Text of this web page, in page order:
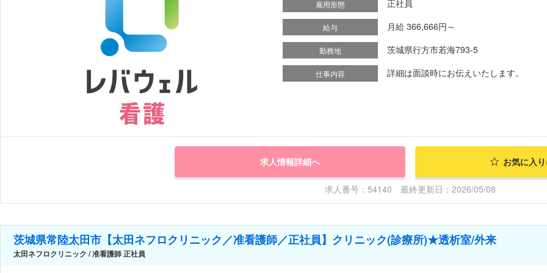
雇用形態 正社員
給与 月給 366,666円～
勤務地 茨城県行方市若海793-5
仕事内容 詳細は面談時にお伝えいたします。
求人情報詳細へ お気に入
求人番号：54140 最終更新日：2026/05/08
茨城県常陸太田市【太田ネフロクリニック／准看護師／正社員】クリニック(診療所)★透析室/外来
太田ネフロクリニック / 准看護師 正社員